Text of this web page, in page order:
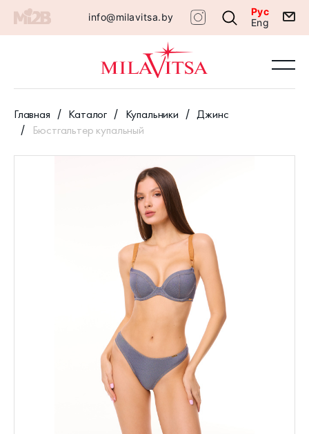
info@milavitsa.by
Рус
Eng
Главная Каталог Купальники
Джинс
Бюстгальтер купальный